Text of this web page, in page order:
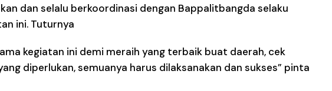
dan selalu berkoordinasi dengan Bappalitbangda selaku
ini. Tuturnya
kegiatan ini demi meraih yang terbaik buat daerah, cek
diperlukan, semuanya harus dilaksanakan dan sukses” pinta